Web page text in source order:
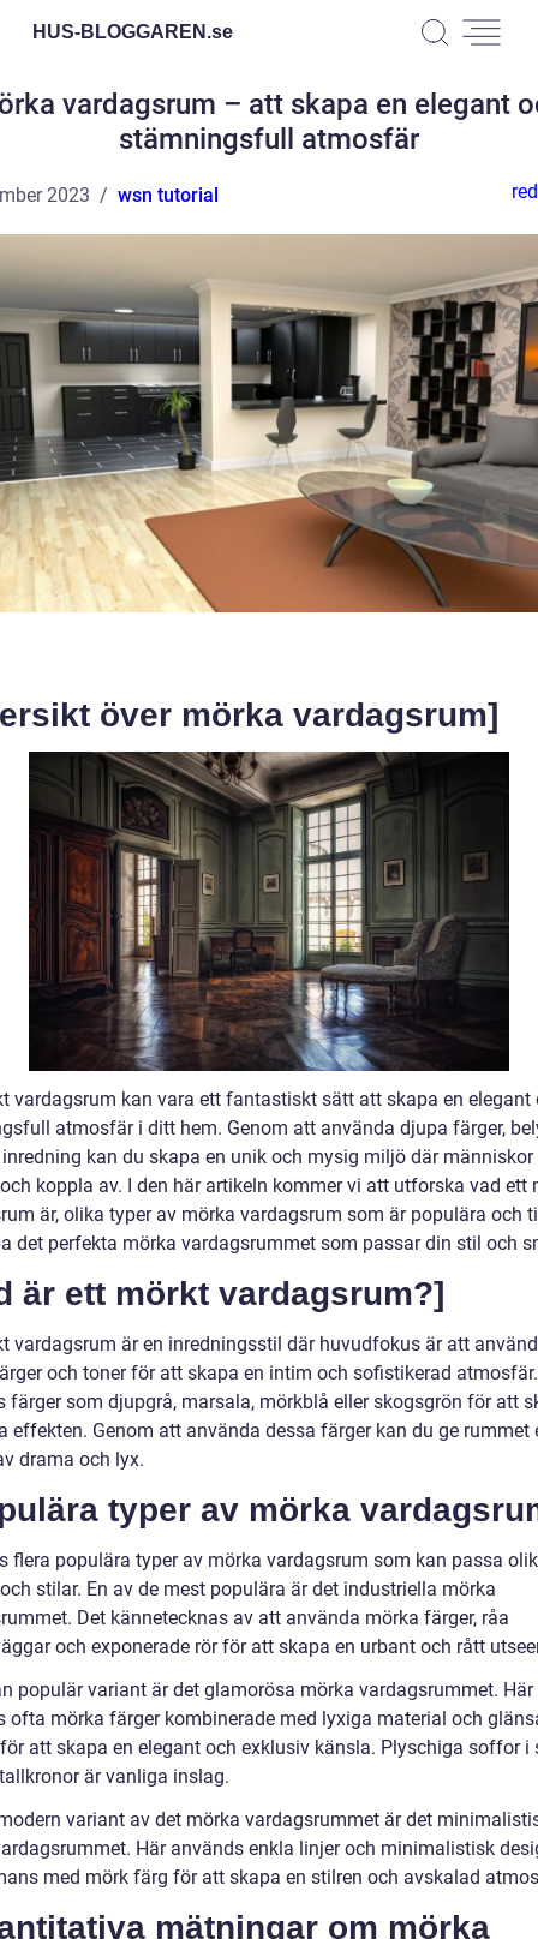
HUS-BLOGGAREN.se
vardagsrum – att skapa en elegant
stämningsfull atmosfär
2023 wsn tutorial
över mörka vardagsrum]
vardagsrum kan vara ett fantastiskt sätt att skapa en elegant
atmosfär i ditt hem. Genom att använda djupa färger,
kan du skapa en unik och mysig miljö där
koppla av. I den här artikeln kommer vi att utforska vad ett
är, olika typer av mörka vardagsrum som är populära och
det perfekta mörka vardagsrummet som passar din stil och
är ett mörkt vardagsrum?]
vardagsrum är en inredningsstil där huvudfokus är att
och toner för att skapa en intim och sofistikerad
färger som djupgrå, marsala, mörkblå eller skogsgrön för att
effekten. Genom att använda dessa färger kan du ge rummet
drama och lyx.
typer av mörka
flera populära typer av mörka vardagsrum som kan passa
stilar. En av de mest populära är det industriella mörka
Det kännetecknas av att använda mörka färger, råa
och exponerade rör för att skapa en urbant och rått
populär variant är det glamorösa mörka vardagsrummet. Här
ofta mörka färger kombinerade med lyxiga material och
att skapa en elegant och exklusiv känsla. Plyschiga soffor i
är vanliga inslag.
variant av det mörka vardagsrummet är det
Här används enkla linjer och minimalistisk
med mörk färg för att skapa en stilren och avskalad
mätningar om mörka